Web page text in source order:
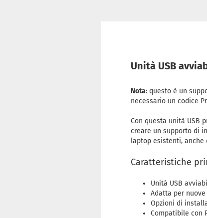
Unità USB
Nota: questo è un
necessario un codice
Con questa unità USB
creare un supporto di
laptop esistenti, anche
Caratteristiche
Unità USB
Adatta per
Opzioni di
Compatibile con